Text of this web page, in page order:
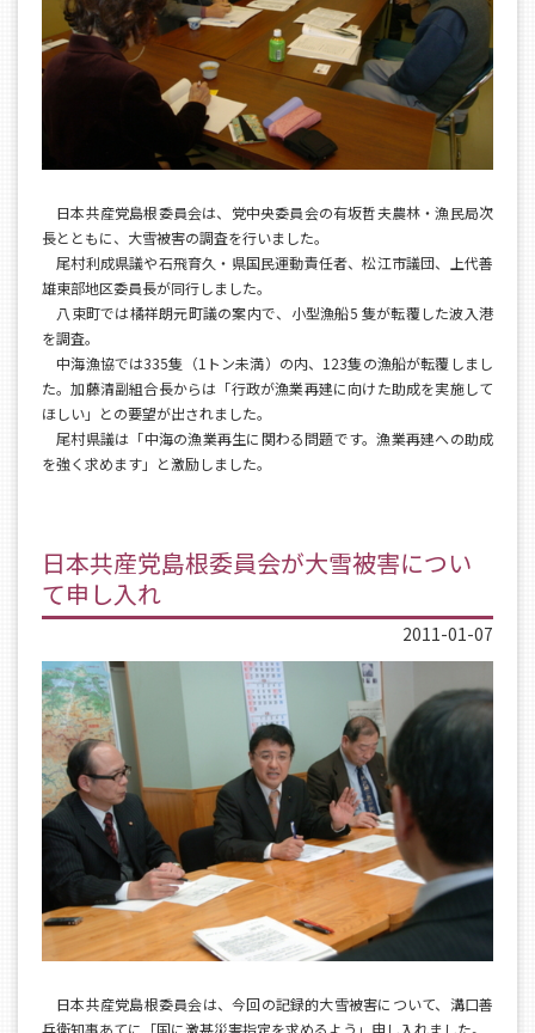
日本共産党島根委員会は、党中央委員会の有坂哲夫農林・漁民局次
長とともに、大雪被害の調査を行いました。
尾村利成県議や石飛育久・県国民運動責任者、松江市議団、上代善
雄東部地区委員長が同行しました。
八束町では橘祥朗元町議の案内で、小型漁船5 隻が転覆した波入港
を調査。
中海漁協では335隻（1トン未満）の内、123隻の漁船が転覆しまし
た。加藤清副組合長からは「行政が漁業再建に向けた助成を実施して
ほしい」との要望が出されました。
尾村県議は「中海の漁業再生に関わる問題です。漁業再建への助成
を強く求めます」と激励しました。
日本共産党島根委員会が大雪被害につい
て申し入れ
2011-01-07
日本共産党島根委員会は、今回の記録的大雪被害について、溝口善
兵衛知事あてに「国に激甚災害指定を求めるよう」申し入れました。